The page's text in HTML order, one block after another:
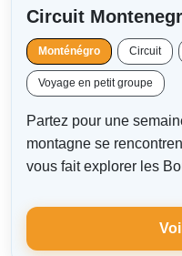
Circuit
Monténégro Circuit
Voyage en petit groupe
Partez pour une
montagne se
vous fait explorer les